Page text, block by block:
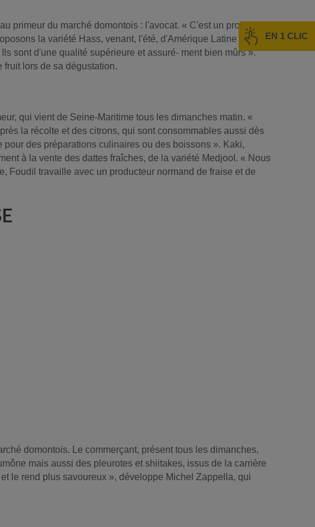
EN 1 CLIC
primeur du marché domontois : l'avocat. « C'est un produit
la variété Hass, venant, l'été, d'Amérique Latine et, en
sont d'une qualité supérieure et assuré- ment bien mûrs ».
lors de sa dégustation.
qui vient de Seine-Maritime tous les dimanches matin. «
la récolte et des citrons, qui sont consommables aussi dès
des préparations culinaires ou des boissons ». Kaki,
à la vente des dattes fraîches, de la variété Medjool. « Nous
Foudil travaille avec un producteur normand de fraise et de
domontois. Le commerçant, présent tous les dimanches,
mais aussi des pleurotes et shiitakes, issus de la carrière
le rend plus savoureux », développe Michel Zappella, qui